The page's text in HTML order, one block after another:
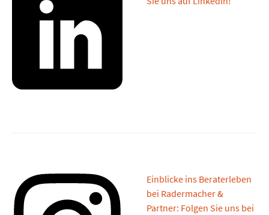
Einblicke ins Beraterleben
bei Radermacher &
Partner: Folgen Sie uns bei